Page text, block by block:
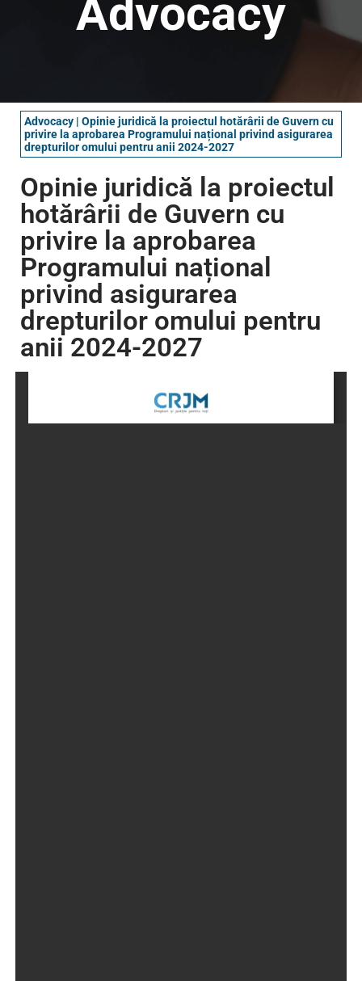
Advocacy
Advocacy | Opinie juridică la proiectul hotărârii de Guvern cu
privire la aprobarea Programului național privind asigurarea
drepturilor omului pentru anii 2024-2027
Opinie juridică la proiectul
hotărârii de Guvern cu
privire la aprobarea
Programului național
privind asigurarea
drepturilor omului pentru
anii 2024-2027